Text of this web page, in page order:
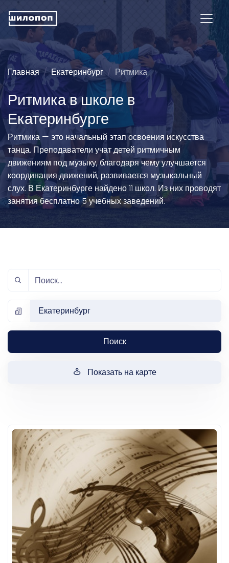
Главная Екатеринбург Ритмика
Ритмика в школе в
Екатеринбурге
Ритмика — это начальный этап освоения искусства
танца. Преподаватели учат детей ритмичным
движениям под музыку, благодаря чему улучшается
координация движений, развивается музыкальный
слух. В Екатеринбурге найдено 11 школ. Из них проводят
занятия бесплатно 5 учебных заведений.
Екатеринбург
Поиск
Показать на карте